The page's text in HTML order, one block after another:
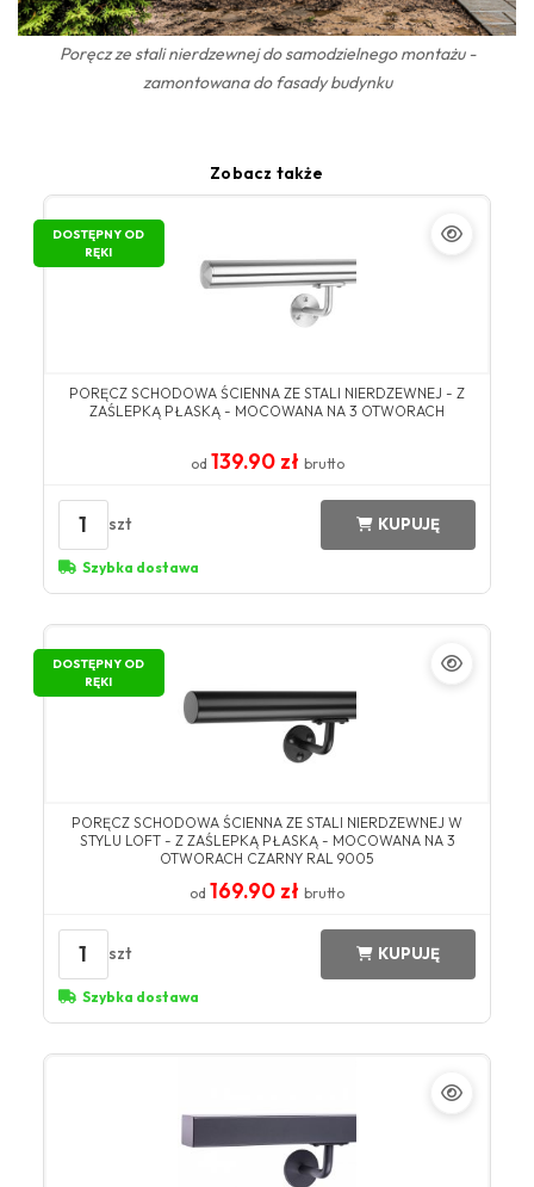
Poręcz ze stali nierdzewnej do samodzielnego montażu -
zamontowana do fasady budynku
Zobacz także
DOSTĘPNY OD
RĘKI
PORĘCZ SCHODOWA ŚCIENNA ZE STALI NIERDZEWNEJ - Z
ZAŚLEPKĄ PŁASKĄ - MOCOWANA NA 3 OTWORACH
od 139.90 zł brutto
1 szt KUPUJĘ
Szybka dostawa
DOSTĘPNY OD
RĘKI
PORĘCZ SCHODOWA ŚCIENNA ZE STALI NIERDZEWNEJ W
STYLU LOFT - Z ZAŚLEPKĄ PŁASKĄ - MOCOWANA NA 3
OTWORACH CZARNY RAL 9005
od 169.90 zł brutto
1 szt KUPUJĘ
Szybka dostawa